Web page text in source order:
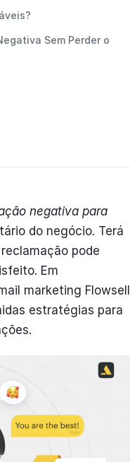
Sem Perder o
negativa para
do negócio. Terá
pode
Em
marketing Flowsell
estratégias para